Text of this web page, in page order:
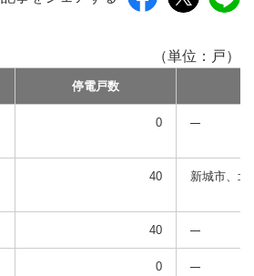
（単位：戸）
停電戸数
0
40 新城市、北
40
0